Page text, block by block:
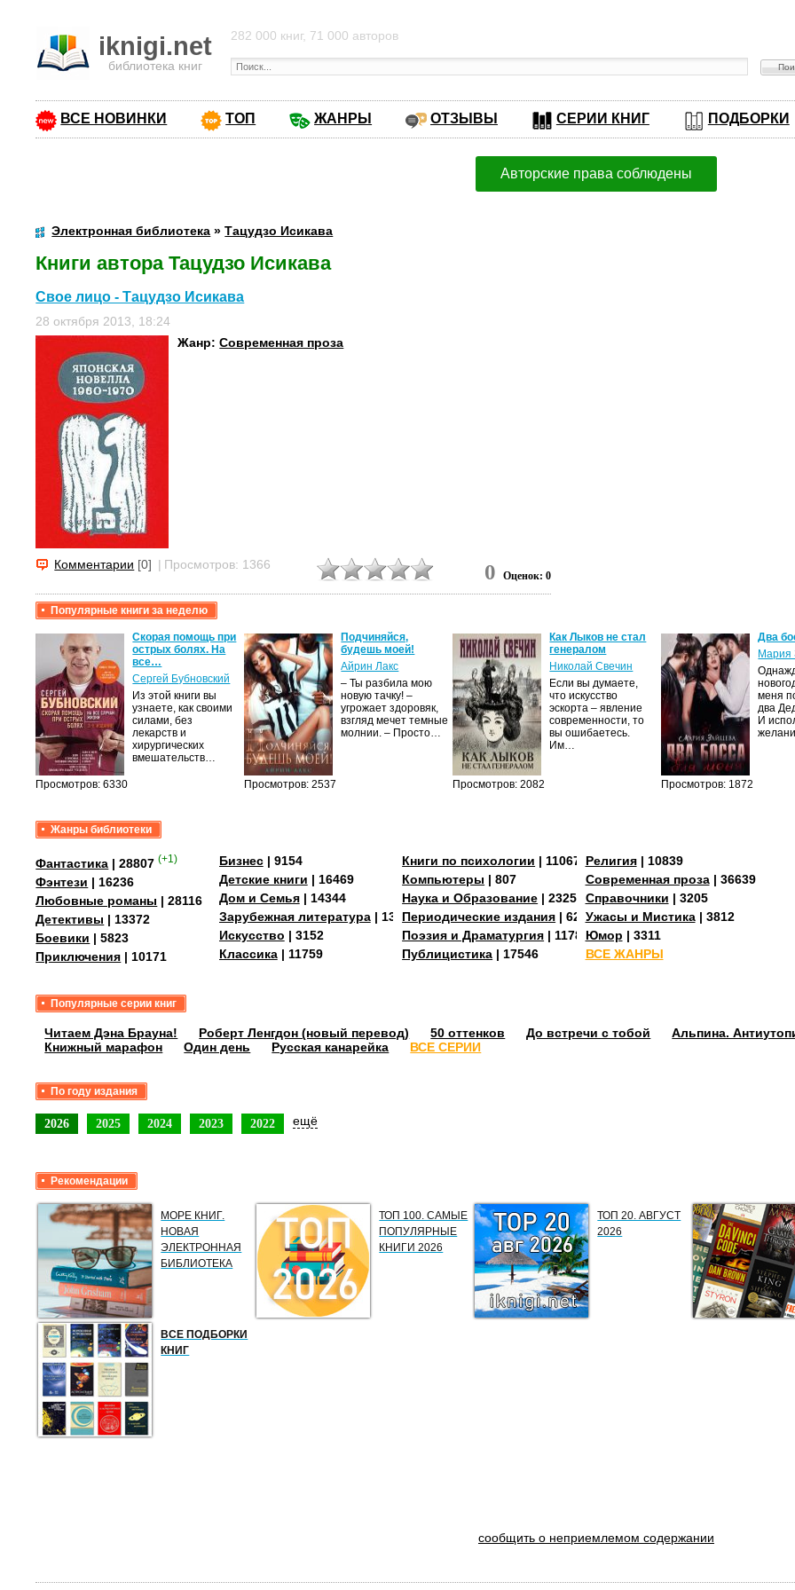
iknigi.net
библиотека книг
282 000 книг, 71 000 авторов
ВСЕ НОВИНКИ ТОП ЖАНРЫ ОТЗЫВЫ СЕРИИ КНИГ ПОДБОРКИ
Авторские права соблюдены
Электронная библиотека »Тацудзо Исикава
Книги автора Тацудзо Исикава
Свое лицо - Тацудзо Исикава
28 октября 2013, 18:24
Жанр:Современная проза
Комментарии [0] | Просмотров: 1366 0 Оценок: 0
Популярные книги за неделю
Просмотров: 6330
Скорая помощь при
острых болях. На
все…
Сергей Бубновский
Из этой книги вы
узнаете, как своими
силами, без
лекарств и
хирургических
вмешательств…
Просмотров: 2537
Подчиняйся,
будешь моей!
Айрин Лакс
– Ты разбила мою
новую тачку! –
угрожает здоровяк,
взгляд мечет темные
молнии. – Просто…
Просмотров: 2082
Как Лыков не стал
генералом
Николай Свечин
Если вы думаете,
что искусство
эскорта – явление
современности, то
вы ошибаетесь.
Им…
Просмотров: 1872
Два
Мария
меня
два
И
Жанры библиотеки
Фантастика | 28807 (+1)
Фэнтези | 16236
Любовные романы | 28116
Детективы | 13372
Боевики | 5823
Приключения | 10171
Бизнес| 9154
Детские книги | 16469
Дом и Семья| 14344
Зарубежная литература| 13273
Искусство | 3152
Классика| 11759
Книги по психологии | 11067
Компьютеры | 807
Наука и Образование | 23255
Периодические издания | 629
Поэзия и Драматургия | 11784
Публицистика | 17546
Религия| 10839
Современная проза| 36639
Справочники | 3205
Ужасы и Мистика| 3812
Юмор | 3311
ВСЕ ЖАНРЫ
Популярные серии книг
Читаем Дэна Брауна! Роберт Ленгдон (новый перевод) 50 оттенков До встречи с тобой
Альпина.
Книжный марафон
Один день Русская канарейка ВСЕ СЕРИИ
По году издания
2026 2025 2024 2023 2022 ещё
Рекомендации
МОРЕ КНИГ.
НОВАЯ
ЭЛЕКТРОННАЯ
БИБЛИОТЕКА
ТОП 100. САМЫЕ
ПОПУЛЯРНЫЕ
КНИГИ 2026
ТОП 20. АВГУСТ
2026
ВСЕ ПОДБОРКИ
КНИГ
сообщить о неприемлемом содержании